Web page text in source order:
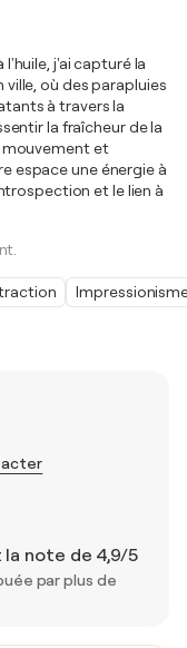
note de 4,9/5
par plus de
j'ai capturé la
où des parapluies
à travers la
la fraîcheur de la
mouvement et
espace une énergie à
et le lien à